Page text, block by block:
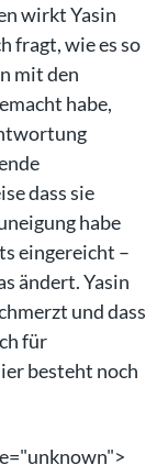
wirkt Yasin
fragt, wie es so
mit den
habe,
dass sie
habe
eingereicht –
ändert. Yasin
und dass
für
besteht noch